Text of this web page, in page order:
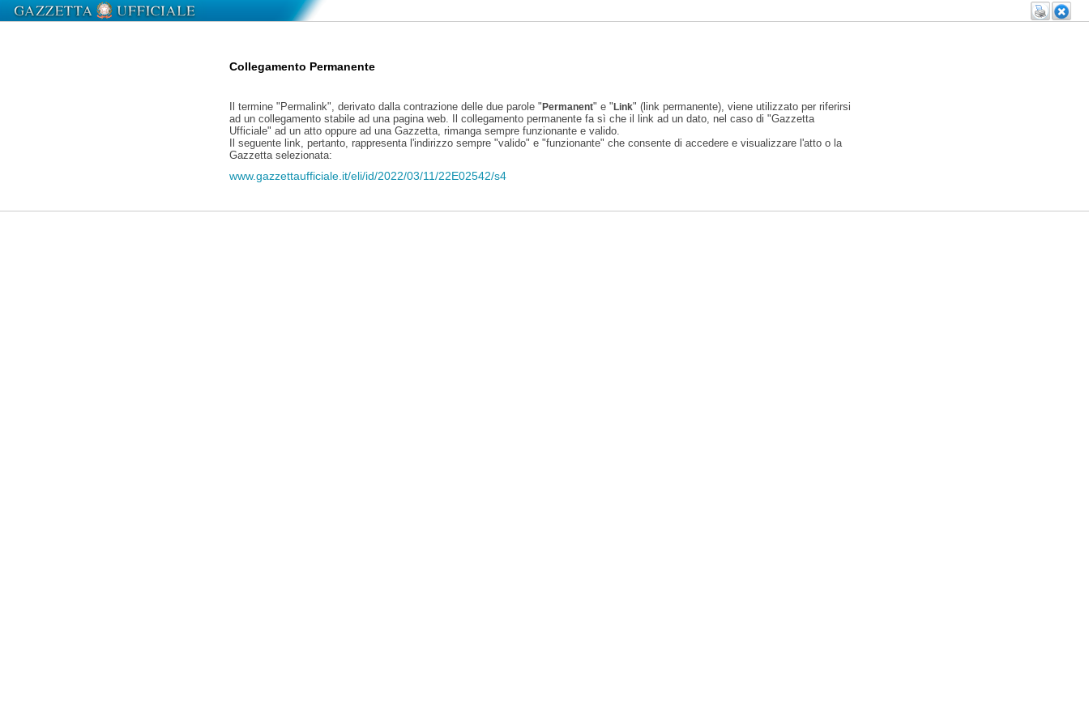
Collegamento Permanente
Il termine "Permalink", derivato dalla contrazione delle due parole "Permanent" e "Link" (link permanente), viene utilizzato per riferirsi
ad un collegamento stabile ad una pagina web. Il collegamento permanente fa sì che il link ad un dato, nel caso di "Gazzetta
Ufficiale" ad un atto oppure ad una Gazzetta, rimanga sempre funzionante e valido.
Il seguente link, pertanto, rappresenta l'indirizzo sempre "valido" e "funzionante" che consente di accedere e visualizzare l'atto o la
Gazzetta selezionata:
www.gazzettaufficiale.it/eli/id/2022/03/11/22E02542/s4